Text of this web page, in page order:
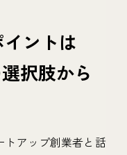
ントは
択肢から
トアップ創業者と話